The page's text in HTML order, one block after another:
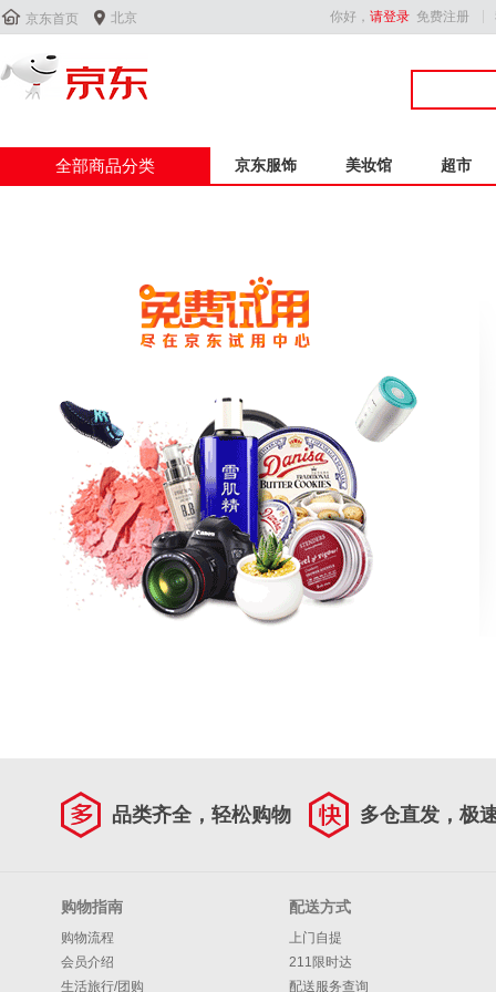
 京东首页  北京 你好， 请登录 免费注册
全部商品分类 京东服饰 美妆馆 超市
品类齐全，轻松购物 多仓直发，极
购物指南
购物流程
会员介绍
生活旅行/团购
配送方式
上门自提
211限时达
配送服务查询